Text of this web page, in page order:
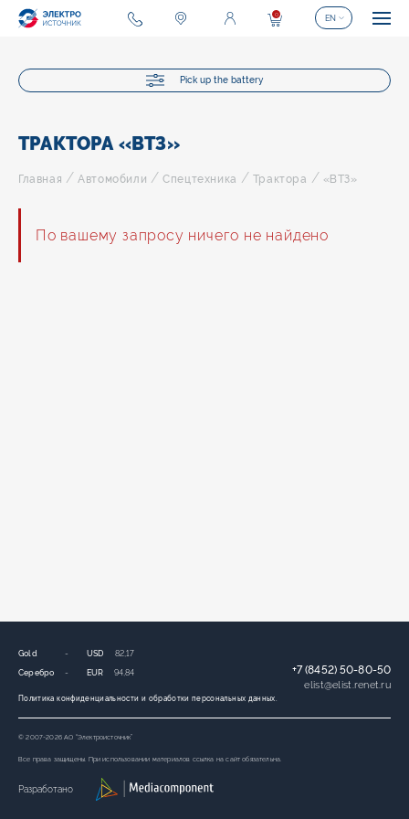
Pick up the battery
ТРАКТОРА «ВТЗ»
Главная /Автомобили /Спецтехника / Трактора / «ВТЗ»
По вашему запросу ничего не найдено
Политика конфиденциальности и обработки персональных данных.
Gold -
Серебро -
USD 82,17
EUR 94,84 +7 (8452) 50-80-50
elist@elist.renet.ru
© 2007-2026 АО “Электроисточник”
Все права защищены. При использовании материалов ссылка на сайт обязательна.
Разработано
0 EN